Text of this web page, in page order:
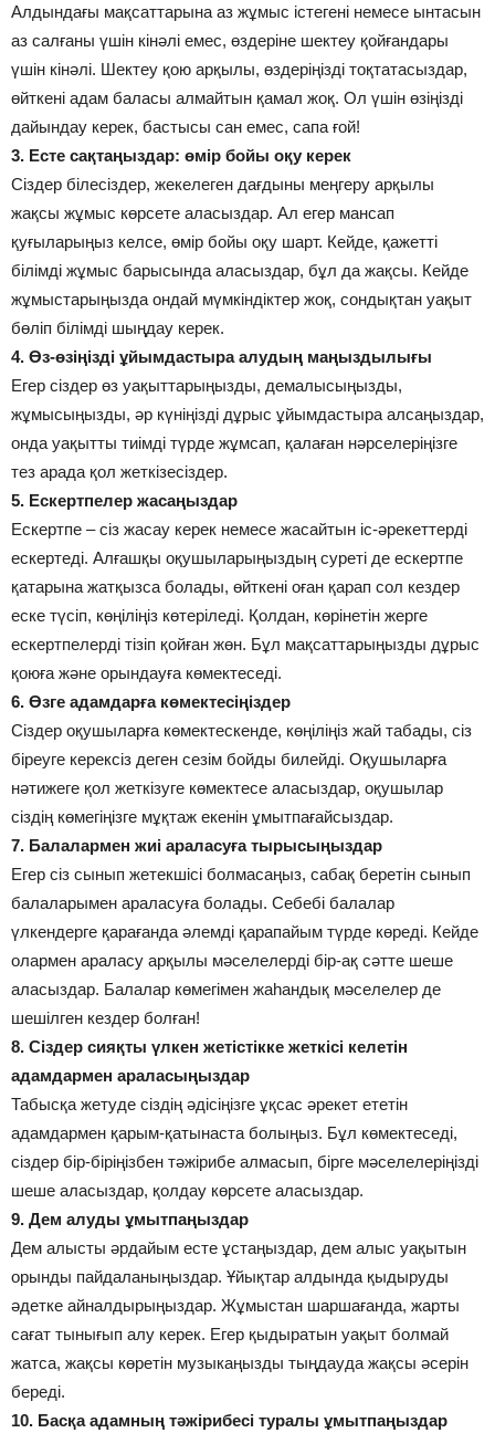
Алдындағы мақсаттарына аз жұмыс істегені немесе ынтасын
аз салғаны үшін кінәлі емес, өздеріне шектеу қойғандары
үшін кінәлі. Шектеу қою арқылы, өздеріңізді тоқтатасыздар,
өйткені адам баласы алмайтын қамал жоқ. Ол үшін өзіңізді
дайындау керек, бастысы сан емес, сапа ғой!
3. Есте сақтаңыздар: өмір бойы оқу керек
Сіздер білесіздер, жекелеген дағдыны меңгеру арқылы
жақсы жұмыс көрсете аласыздар. Ал егер мансап
қуғыларыңыз келсе, өмір бойы оқу шарт. Кейде, қажетті
білімді жұмыс барысында аласыздар, бұл да жақсы. Кейде
жұмыстарыңызда ондай мүмкіндіктер жоқ, сондықтан уақыт
бөліп білімді шыңдау керек.
4. Өз-өзіңізді ұйымдастыра алудың маңыздылығы
Егер сіздер өз уақыттарыңызды, демалысыңызды,
жұмысыңызды, әр күніңізді дұрыс ұйымдастыра алсаңыздар,
онда уақытты тиімді түрде жұмсап, қалаған нәрселеріңізге
тез арада қол жеткізесіздер.
5. Ескертпелер жасаңыздар
Ескертпе – сіз жасау керек немесе жасайтын іс-әрекеттерді
ескертеді. Алғашқы оқушыларыңыздың суреті де ескертпе
қатарына жатқызса болады, өйткені оған қарап сол кездер
еске түсіп, көңіліңіз көтеріледі. Қолдан, көрінетін жерге
ескертпелерді тізіп қойған жөн. Бұл мақсаттарыңызды дұрыс
қоюға және орындауға көмектеседі.
6. Өзге адамдарға көмектесіңіздер
Сіздер оқушыларға көмектескенде, көңіліңіз жай табады, сіз
біреуге керексіз деген сезім бойды билейді. Оқушыларға
нәтижеге қол жеткізуге көмектесе аласыздар, оқушылар
сіздің көмегіңізге мұқтаж екенін ұмытпағайсыздар.
7. Балалармен жиі араласуға тырысыңыздар
Егер сіз сынып жетекшісі болмасаңыз, сабақ беретін сынып
балаларымен араласуға болады. Себебі балалар
үлкендерге қарағанда әлемді қарапайым түрде көреді. Кейде
олармен араласу арқылы мәселелерді бір-ақ сәтте шеше
аласыздар. Балалар көмегімен жаһандық мәселелер де
шешілген кездер болған!
8. Сіздер сияқты үлкен жетістікке жеткісі келетін
адамдармен араласыңыздар
Табысқа жетуде сіздің әдісіңізге ұқсас әрекет ететін
адамдармен қарым-қатынаста болыңыз. Бұл көмектеседі,
сіздер бір-біріңізбен тәжірибе алмасып, бірге мәселелеріңізді
шеше аласыздар, қолдау көрсете аласыздар.
9. Дем алуды ұмытпаңыздар
Дем алысты әрдайым есте ұстаңыздар, дем алыс уақытын
орынды пайдаланыңыздар. Ұйықтар алдында қыдыруды
әдетке айналдырыңыздар. Жұмыстан шаршағанда, жарты
сағат тынығып алу керек. Егер қыдыратын уақыт болмай
жатса, жақсы көретін музыкаңызды тыңдауда жақсы әсерін
береді.
10. Басқа адамның тәжірибесі туралы ұмытпаңыздар